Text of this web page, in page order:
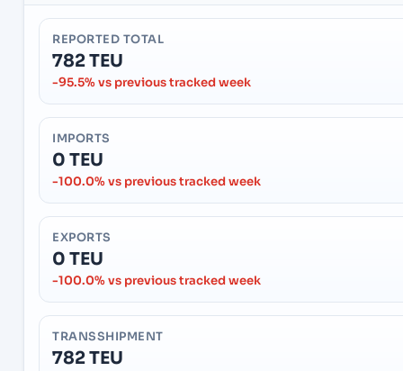
REPORTED TOTAL
782 TEU
-95.5% vs previous tracked week
IMPORTS
0 TEU
-100.0% vs previous tracked week
EXPORTS
0 TEU
-100.0% vs previous tracked week
TRANSSHIPMENT
782 TEU